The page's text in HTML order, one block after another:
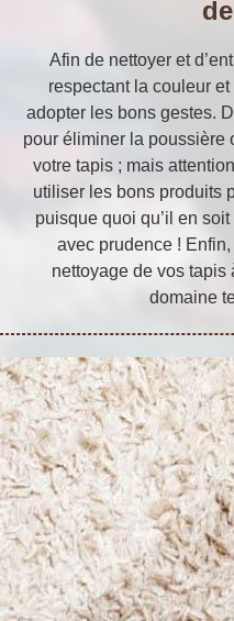
Afin de nettoyer et
respectant la couleur
adopter les bons gestes.
pour éliminer la poussière
votre tapis ; mais
utiliser les bons produits
puisque quoi qu’il en
avec prudence !
nettoyage de vos
domaine